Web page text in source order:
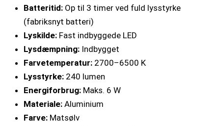
Batteritid: Op til 3 timer ved fuld lysstyrke
(fabriksnyt batteri)
Lyskilde: Fast indbyggede LED
Lysdæmpning: Indbygget
Farvetemperatur: 2700–6500 K
Lysstyrke: 240 lumen
Energiforbrug: Maks. 6 W
Materiale: Aluminium
Farve: Matsølv